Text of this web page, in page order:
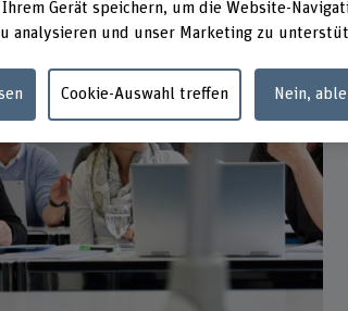
Unsere Weiterbildungen
Gerät speichern, um die Website-
analysieren und unser Marketing zu
Cookie-Auswahl treffen Nein,